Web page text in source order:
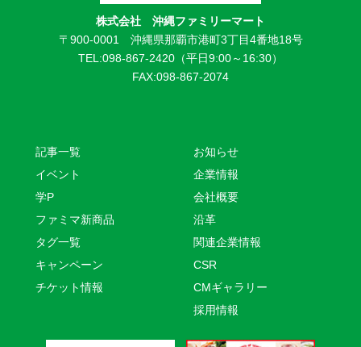
株式会社 沖縄ファミリーマート
〒900-0001 沖縄県那覇市港町3丁目4番地18号
TEL:098-867-2420（平日9:00～16:30）
FAX:098-867-2074
記事一覧
イベント
学P
ファミマ新商品
タグ一覧
キャンペーン
チケット情報
お知らせ
企業情報
会社概要
沿革
関連企業情報
CSR
CMギャラリー
採用情報